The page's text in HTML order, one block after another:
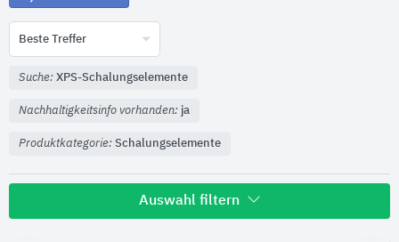
Beste Treffer
Suche: XPS-Schalungselemente
Nachhaltigkeitsinfo vorhanden: ja
Produktkategorie: Schalungselemente
Auswahl filtern